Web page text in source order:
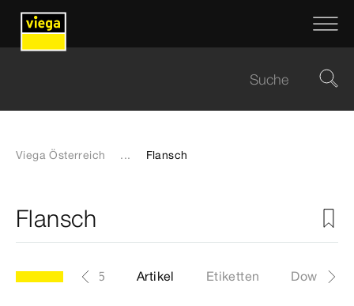
Viega Österreich ... Flansch
Flansch
Modell 6171.105 Artikel Etiketten